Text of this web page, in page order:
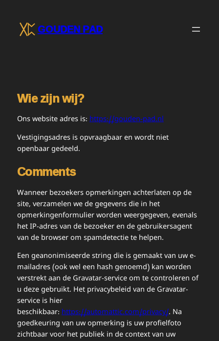
GOUDEN PAD
Wie zijn wij?
Ons website adres is:https://gouden-pad.nl
Vestigingsadres is opvraagbaar en wordt niet
openbaar gedeeld.
Comments
Wanneer bezoekers opmerkingen achterlaten op de
site, verzamelen we de gegevens die in het
opmerkingenformulier worden weergegeven, evenals
het IP-adres van de bezoeker en de gebruikersagent
van de browser om spamdetectie te helpen.
Een geanonimiseerde string die is gemaakt van uw e-
mailadres (ook wel een hash genoemd) kan worden
verstrekt aan de Gravatar-service om te controleren of
u deze gebruikt. Het privacybeleid van de Gravatar-
service is hier
beschikbaar:https://automattic.com/privacy/. Na
goedkeuring van uw opmerking is uw profielfoto
zichtbaar voor het publiek in de context van uw